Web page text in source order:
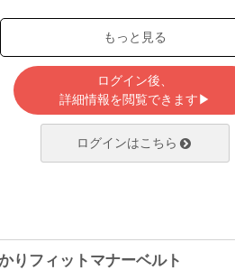
もっと見る
ログイン後、
詳細情報を閲覧できます▶
ログインはこちら
りフィットマナーベルト